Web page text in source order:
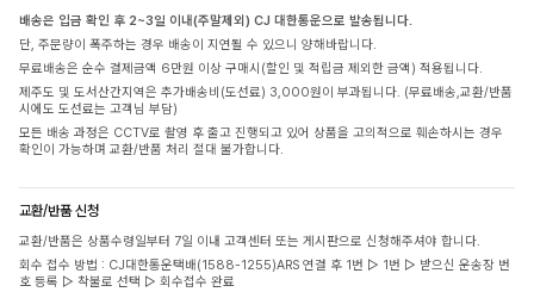
배송은 입금 확인 후 2~3일 이내(주말제외) CJ 대한통운으로 발송됩니다.
단, 주문량이 폭주하는 경우 배송이 지연될 수 있으니 양해바랍니다.
무료배송은 순수 결제금액 6만원 이상 구매시(할인 및 적립금 제외한 금액) 적용됩니다.
제주도 및 도서산간지역은 추가배송비(도선료) 3,000원이 부과됩니다. (무료배송,교환/반품
시에도 도선료는 고객님 부담)
모든 배송 과정은 CCTV로 촬영 후 출고 진행되고 있어 상품을 고의적으로 훼손하시는 경우
확인이 가능하며 교환/반품 처리 절대 불가합니다.
교환/반품 신청
교환/반품은 상품수령일부터 7일 이내 고객센터 또는 게시판으로 신청해주셔야 합니다.
회수 접수 방법 : CJ대한통운택배(1588-1255)ARS 연결 후 1번 ▷ 1번 ▷ 받으신 운송장 번
호 등록 ▷ 착불로 선택 ▷ 회수접수 완료